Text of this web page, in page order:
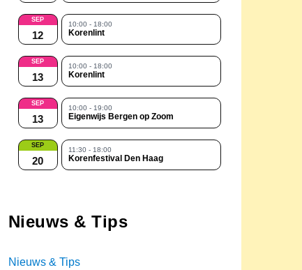
SEP
12
10:00 - 18:00
Korenlint
SEP
13
10:00 - 18:00
Korenlint
SEP
13
10:00 - 19:00
Eigenwijs Bergen op Zoom
SEP
20
11:30 - 18:00
Korenfestival Den Haag
Nieuws & Tips
Nieuws & Tips